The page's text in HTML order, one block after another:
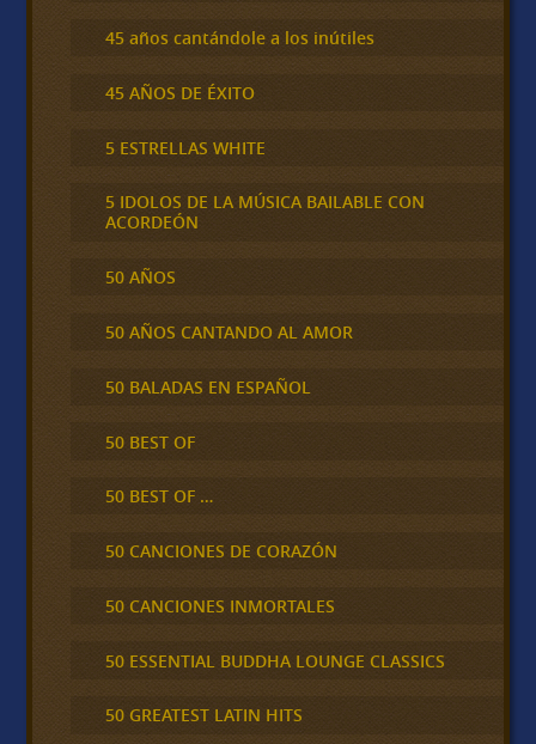
45 años cantándole a los inútiles
45 AÑOS DE ÉXITO
5 ESTRELLAS WHITE
5 IDOLOS DE LA MÚSICA BAILABLE CON
ACORDEÓN
50 AÑOS
50 AÑOS CANTANDO AL AMOR
50 BALADAS EN ESPAÑOL
50 BEST OF
50 BEST OF …
50 CANCIONES DE CORAZÓN
50 CANCIONES INMORTALES
50 ESSENTIAL BUDDHA LOUNGE CLASSICS
50 GREATEST LATIN HITS